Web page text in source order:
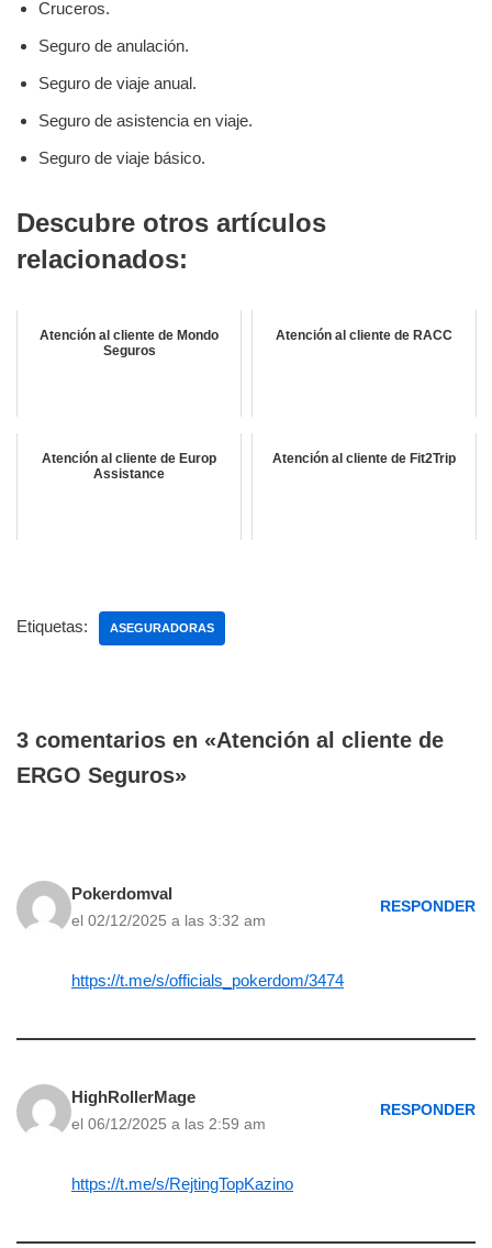
Cruceros.
Seguro de anulación.
Seguro de viaje anual.
Seguro de asistencia en viaje.
Seguro de viaje básico.
Descubre otros artículos
relacionados:
Atención al cliente de Mondo
Seguros
Atención al cliente de RACC
Atención al cliente de Europ
Assistance
Atención al cliente de Fit2Trip
Etiquetas: ASEGURADORAS
3 comentarios en «Atención al cliente de
ERGO Seguros»
Pokerdomval
el 02/12/2025 a las 3:32 am
RESPONDER
https://t.me/s/officials_pokerdom/3474
HighRollerMage
el 06/12/2025 a las 2:59 am
RESPONDER
https://t.me/s/RejtingTopKazino